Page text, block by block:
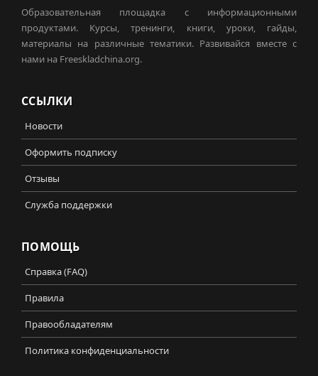
Образовательная площадка с информационными
продуктами. Курсы, тренинги, книги, уроки, гайды,
материалы на различные тематики. Развивайся вместе с
нами на Freeskladchina.org.
ССЫЛКИ
Новости
Оформить подписку
Отзывы
Служба поддержки
ПОМОЩЬ
Справка (FAQ)
Правила
Правообладателям
Политика конфиденциальности